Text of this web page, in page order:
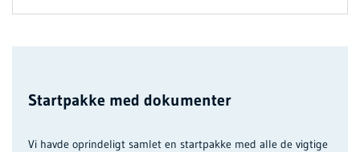
Startpakke med dokumenter
Vi havde oprindeligt samlet en startpakke med alle de vigtige